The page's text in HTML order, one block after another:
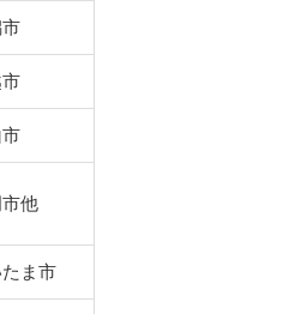
市
他
たま市